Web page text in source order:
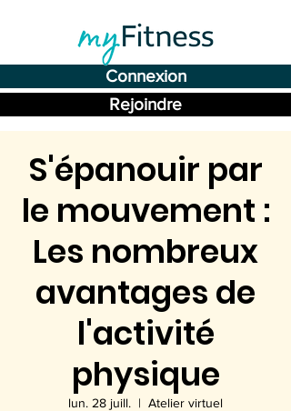
Connexion
Rejoindre
S'épanouir par
le mouvement :
Les nombreux
avantages de
l'activité
physique
lun. 28 juill.
  |
Atelier virtuel